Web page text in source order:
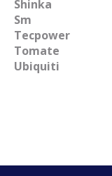
Shinka
Sm
Tecpower
Tomate
Ubiquiti